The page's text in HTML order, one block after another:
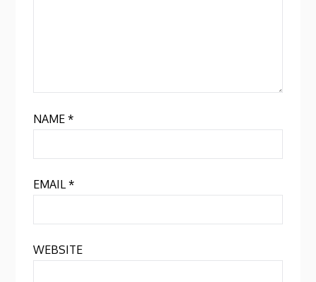
NAME*
EMAIL*
WEBSITE